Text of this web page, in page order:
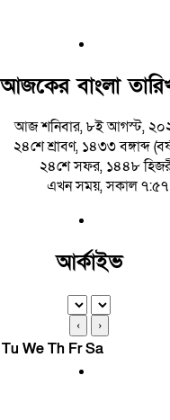
আজকের বাংলা
আজ শনিবার, ৮ই আগস্ট,
২৪শে শ্রাবণ, ১৪৩৩ বঙ্গাব্দ
২৪শে সফর, ১৪৪৮
এখন সময়, সকাল ৭:৫৭
আর্কাইভ
‹ ›
Tu WeTh FrSa